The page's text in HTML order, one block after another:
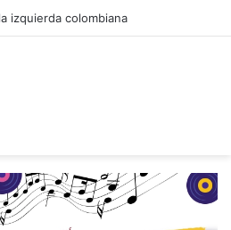
izquierda colombiana